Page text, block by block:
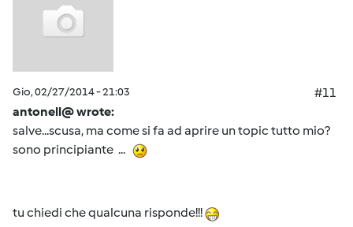
Gio, 02/27/2014 - 21:03
#11
antonell@ wrote:
salve...scusa, ma come si fa ad aprire un topic tutto mio?
sono principiante ...
tu chiedi che qualcuna risponde!!!